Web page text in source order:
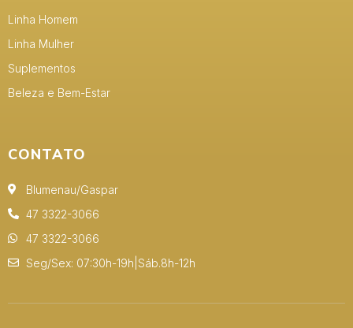
Linha Homem
Linha Mulher
Suplementos
Beleza e Bem-Estar
CONTATO
Blumenau/Gaspar
47 3322-3066
47 3322-3066
Seg/Sex: 07:30h-19h|Sáb.8h-12h